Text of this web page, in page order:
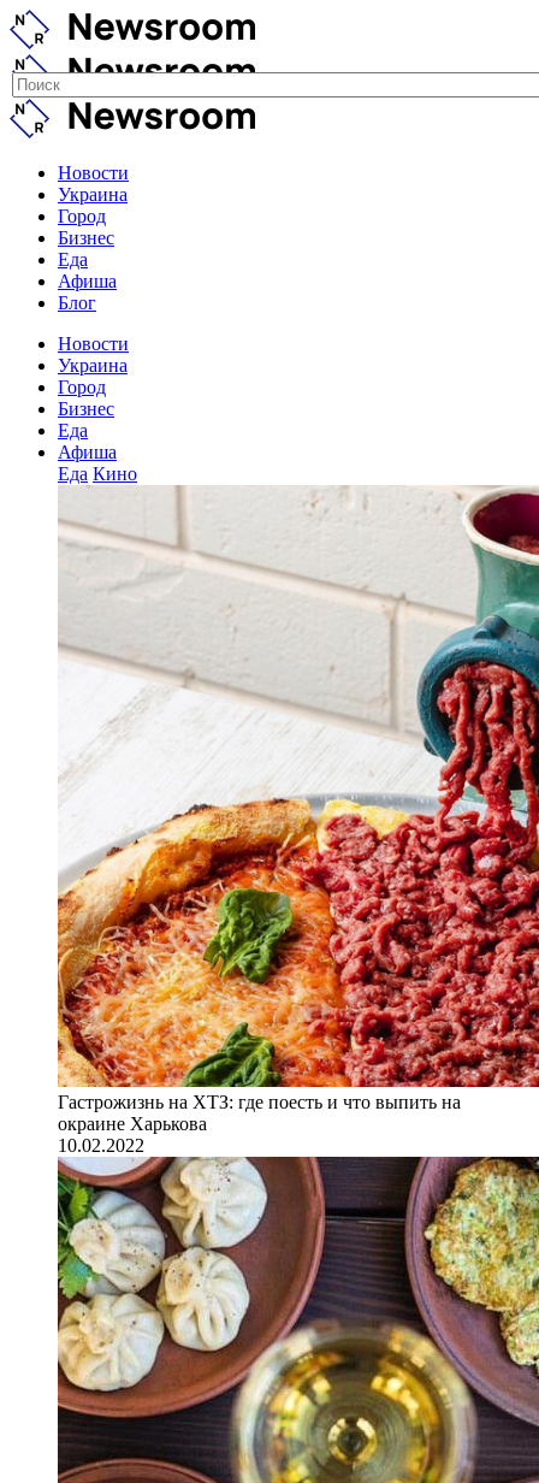
Новости
Украина
Город
Бизнес
Еда
Афиша
Блог
Новости
Украина
Город
Бизнес
Еда
Афиша
Еда Кино
Гастрожизнь на ХТЗ: где поесть и что выпить на
окраине Харькова
10.02.2022